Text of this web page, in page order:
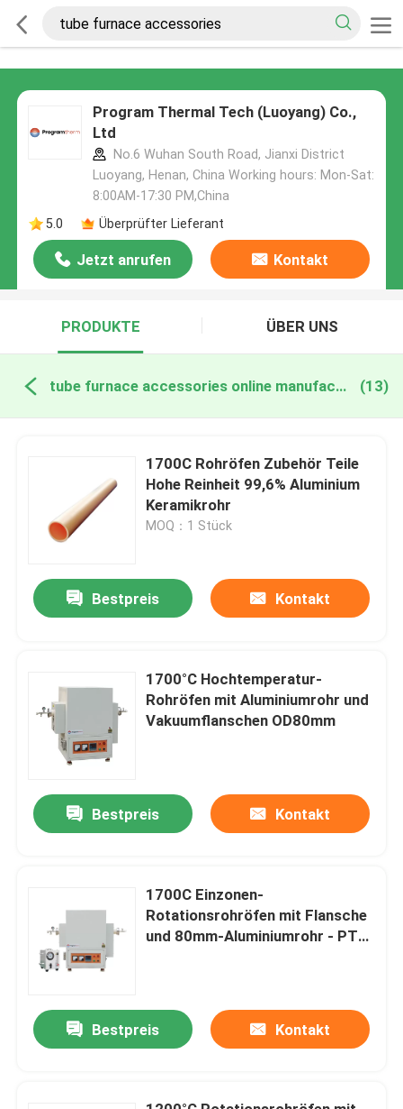
Program Thermal Tech (Luoyang) Co.,
Ltd
No.6 Wuhan South Road, Jianxi District
Luoyang, Henan, China Working hours: Mon-Sat:
8:00AM-17:30 PM,China
5.0
Überprüfter Lieferant
Jetzt anrufen Kontakt
PRODUKTE ÜBER UNS
tube furnace accessories online manufacture (13)
1700C Rohröfen Zubehör Teile
Hohe Reinheit 99,6% Aluminium
Keramikrohr
MOQ：1 Stück
Bestpreis Kontakt
1700°C Hochtemperatur-
Rohröfen mit Aluminiumrohr und
Vakuumflanschen OD80mm
Bestpreis Kontakt
1700C Einzonen-
Rotationsrohröfen mit Flansche
und 80mm-Aluminiumrohr - PTR
Bestpreis Kontakt